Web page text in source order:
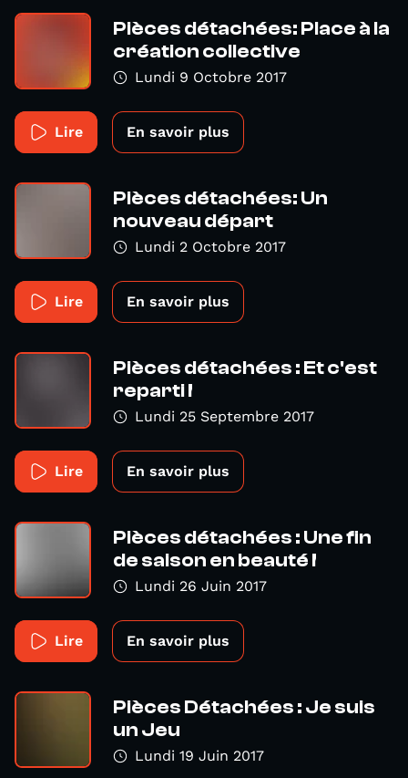
Pièces détachées: Place à la
création collective
Lundi 9 Octobre 2017
Lire En savoir plus
Pièces détachées: Un
nouveau départ
Lundi 2 Octobre 2017
Lire En savoir plus
Pièces détachées : Et c'est
reparti !
Lundi 25 Septembre 2017
Lire En savoir plus
Pièces détachées : Une fin
de saison en beauté !
Lundi 26 Juin 2017
Lire En savoir plus
Pièces Détachées : Je suis
un Jeu
Lundi 19 Juin 2017